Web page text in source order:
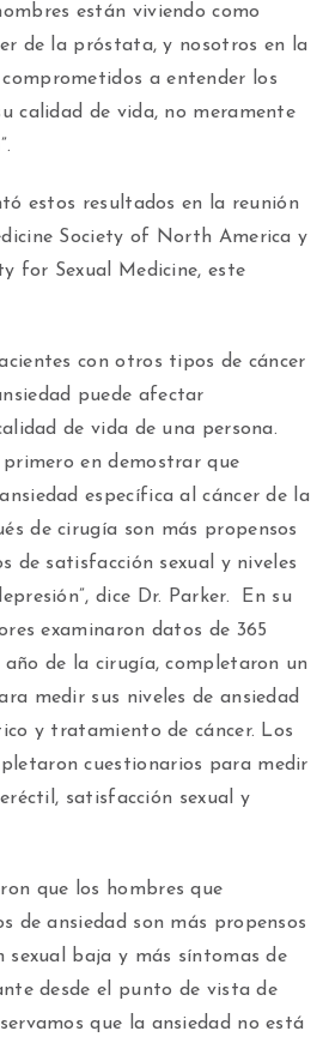
están viviendo como
de la próstata, y nosotros en la
a entender los
calidad de vida, no meramente
estos resultados en la reunión
Society of North America y
for Sexual Medicine, este
con otros tipos de cáncer
puede afectar
de vida de una persona.
en demostrar que
específica al cáncer de la
de cirugía son más propensos
de satisfacción sexual y niveles
dice Dr. Parker. En su
examinaron datos de 365
año de la cirugía, completaron un
medir sus niveles de ansiedad
y tratamiento de cáncer. Los
cuestionarios para medir
satisfacción sexual y
que los hombres que
de ansiedad son más propensos
baja y más síntomas de
desde el punto de vista de
que la ansiedad no está